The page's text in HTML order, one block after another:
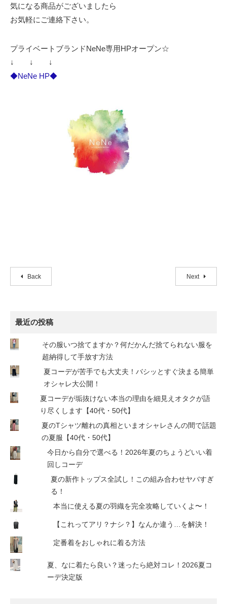
気になる商品がございましたら
お気軽にご連絡下さい。
プライベートブランドNeNe専用HPオープン☆
↓ ↓ ↓
◆NeNe HP◆
Back Next
最近の投稿
その服いつ捨てますか？何だかんだ捨てられない服を
超納得して手放す方法
夏コーデが苦手でも大丈夫！バシッとすぐ決まる簡単
オシャレ大公開！
夏コーデが垢抜けない本当の理由を細見えオタクが語
り尽くします【40代・50代】
夏のTシャツ離れの真相といまオシャレさんの間で話題
の夏服【40代・50代】
今日から自分で選べる！2026年夏のちょうどいい着
回しコーデ
夏の新作トップス全試し！この組み合わせヤバすぎ
る！
本当に使える夏の羽織を完全攻略していくよ〜！
【これってアリ？ナシ？】なんか違う…を解決！
定番着をおしゃれに着る方法
夏、なに着たら良い？迷ったら絶対コレ！2026夏コ
ーデ決定版